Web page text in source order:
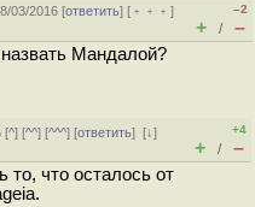
03/2016 [ответить] [ ﹢﹢﹢]
–2
+ / –
Мандалой?
[^] [^^] [^^^] [ответить][↓]
+4
+ / –
то, что осталось от